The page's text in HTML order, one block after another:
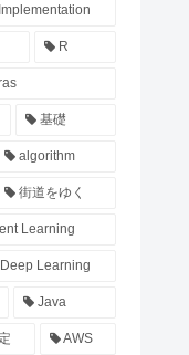
R
基礎
algorithm
街道をゆく
Learning
Deep Learning
Java
AWS